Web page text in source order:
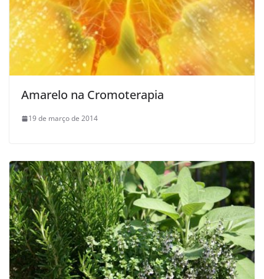
Amarelo na Cromoterapia
19 de março de 2014